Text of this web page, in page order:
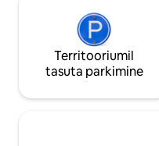
Territooriumil
tasuta parkimine